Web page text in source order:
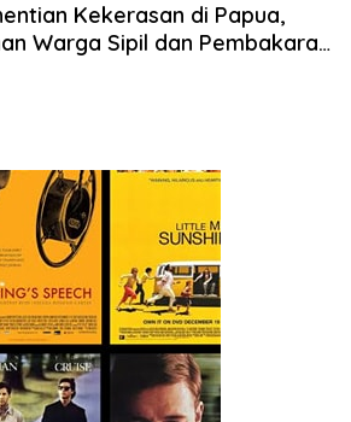
Kekerasan di Papua,
Warga Sipil dan Pembakaran